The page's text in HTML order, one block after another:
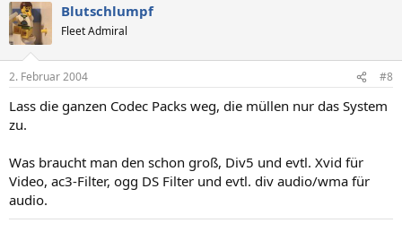
Blutschlumpf
Fleet Admiral
2. Februar 2004 #8
Lass die ganzen Codec Packs weg, die müllen nur das System
zu.
Was braucht man den schon groß, Div5 und evtl. Xvid für
Video, ac3-Filter, ogg DS Filter und evtl. div audio/wma für
audio.